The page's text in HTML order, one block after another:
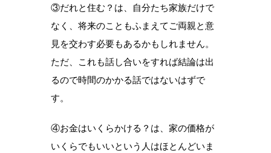
③だれと住む？は、自分たち家族だけで
なく、将来のこともふまえてご両親と意
見を交わす必要もあるかもしれません。
ただ、これも話し合いをすれば結論は出
るので時間のかかる話ではないはずで
す。
④お金はいくらかける？は、家の価格が
いくらでもいいという人はほとんどいま